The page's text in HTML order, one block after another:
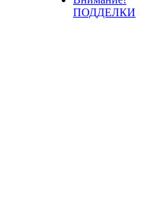
ПОДДЕЛКИ